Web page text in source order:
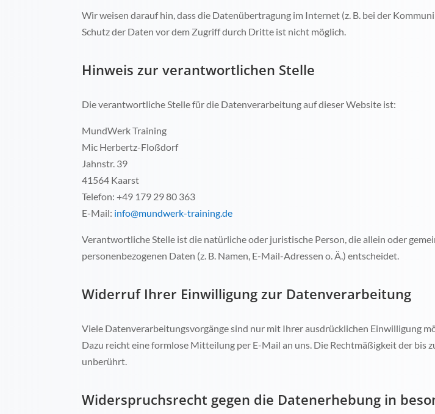
Wir weisen darauf hin, dass die Datenübertragung im Internet (z. B. bei der
Schutz der Daten vor dem Zugriff durch Dritte ist nicht möglich.
Hinweis zur verantwortlichen Stelle
Die verantwortliche Stelle für die Datenverarbeitung auf dieser Website ist:
MundWerk Training
Mic Herbertz-Floßdorf
Jahnstr. 39
41564 Kaarst
Telefon: +49 179 29 80 363
E-Mail: info@mundwerk-training.de
Verantwortliche Stelle ist die natürliche oder juristische Person, die allein oder
personenbezogenen Daten (z. B. Namen, E-Mail-Adressen o. Ä.) entscheidet.
Widerruf Ihrer Einwilligung zur Datenverarbeitung
Viele Datenverarbeitungsvorgänge sind nur mit Ihrer ausdrücklichen Einwilligung
Dazu reicht eine formlose Mitteilung per E-Mail an uns. Die Rechtmäßigkeit der
unberührt.
Widerspruchsrecht gegen die Datenerhebung in